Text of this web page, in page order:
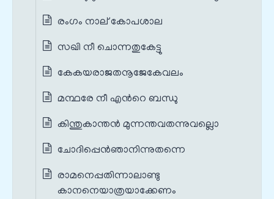
രംഗം നാല് കോപശാല
സഖി നീ ചൊന്നതുകേട്ടു
കേകയരാജതനൂജേകേവലം
മന്ഥരേ നീ എന്‍റെ ബന്ധു
കിന്തുകാന്തന്‍ മുന്നന്തവതന്നുവല്ലൊ
ചോദിപ്പെന്‍ഞാനിന്നുതന്നെ
രാമനെപ്പതിന്നാലാണ്ടു
കാനനെയാത്രയാക്കേണം